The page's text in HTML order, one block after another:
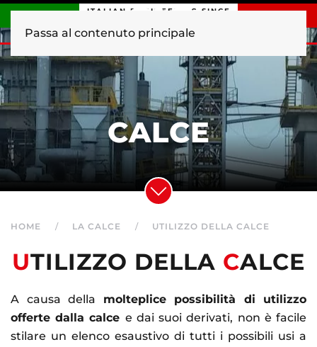
Passa al contenuto principale
ITALIAN ENGINEERING SINCE
CALCE
HOME LA CALCE UTILIZZO DELLA CALCE
UTILIZZO DELLA CALCE
A causa della molteplice possibilità di utilizzo
offerte dalla calce e dai suoi derivati, non è facile
stilare un elenco esaustivo di tutti i possibili usi a